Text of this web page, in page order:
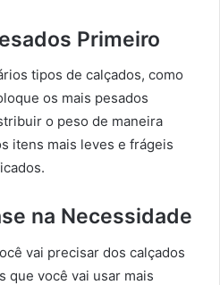
Primeiro
tipos de calçados, como
os mais pesados
o peso de maneira
itens mais leves e frágeis
na Necessidade
vai precisar dos calçados
que você vai usar mais